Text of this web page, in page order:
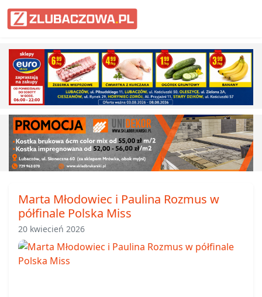
Informacje Lubaczów, powiat
Marta Młodowiec i Paulina Rozmus w
półfinale Polska Miss
20 kwiecień 2026